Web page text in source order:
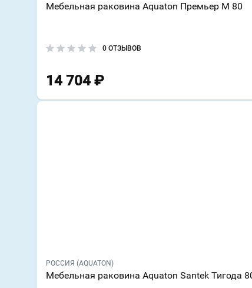
Мебельная раковина Aquaton Премьер М 80
0 ОТЗЫВОВ
14 704 ₽
РОССИЯ (AQUATON)
Мебельная раковина Aquaton Santek Тигода